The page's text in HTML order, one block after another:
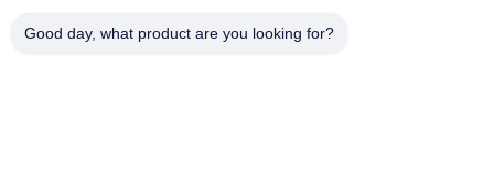
Επισκέψεις Στο Εργοστάσιο
Good day, what product are you looking for?